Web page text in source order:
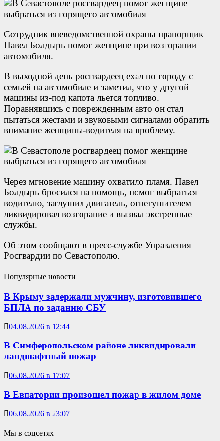
Сотрудник вневедомственной охраны прапорщик
Павел Болдырь помог женщине при возгорании
автомобиля.
В выходной день росгвардеец ехал по городу с
семьей на автомобиле и заметил, что у другой
машины из-под капота льется топливо.
Поравнявшись с поврежденным авто он стал
пытаться жестами и звуковыми сигналами обратить
внимание женщины-водителя на проблему.
Через мгновение машину охватило пламя. Павел
Болдырь бросился на помощь, помог выбраться
водителю, заглушил двигатель, огнетушителем
ликвидировал возгорание и вызвал экстренные
службы.
Об этом сообщают в пресс-службе Управления
Росгвардии по Севастополю.
Популярные новости
В Крыму задержали мужчину, изготовившего
БПЛА по заданию СБУ
04.08.2026 в 12:44
В Симферопольском районе ликвидировали
ландшафтный пожар
06.08.2026 в 17:07
В Евпатории произошел пожар в жилом доме
06.08.2026 в 23:07
Мы в соцсетях